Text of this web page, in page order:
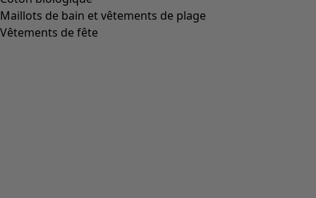
Maillots de bain et vêtements de plage
Vêtements de fête